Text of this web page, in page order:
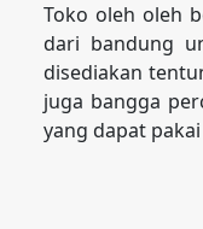
Toko oleh oleh
dari bandung
disediakan
juga bangga
yang dapat